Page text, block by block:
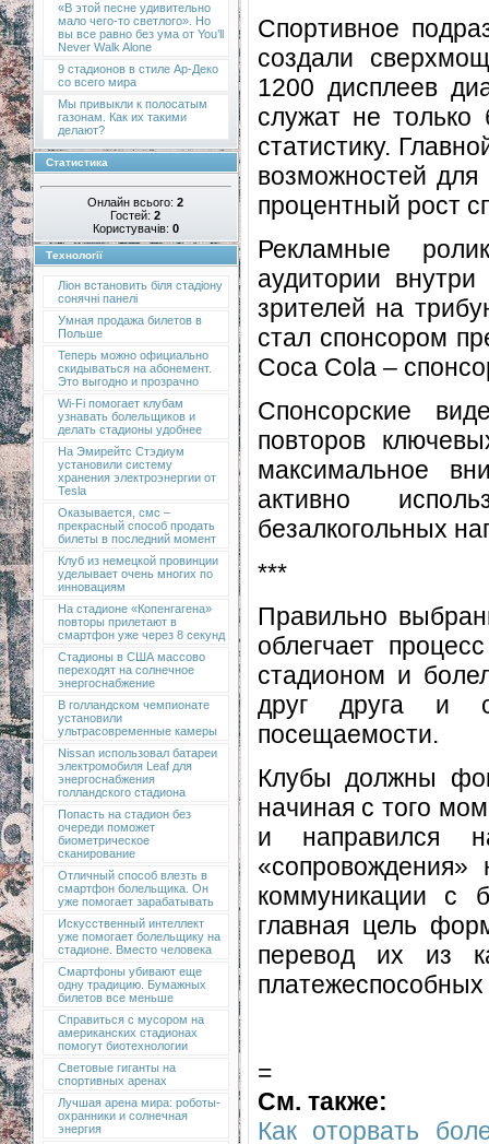
«В этой песне удивительно
мало чего-то светлого». Но
вы все равно без ума от You’ll
Never Walk Alone
9 стадионов в стиле Ар-Деко
со всего мира
Мы привыкли к полосатым
газонам. Как их такими
делают?
Статистика
Онлайн всього: 2
Гостей: 2
Користувачів: 0
Технології
Ліон встановить біля стадіону
сонячні панелі
Умная продажа билетов в
Польше
Теперь можно официально
скидываться на абонемент.
Это выгодно и прозрачно
Wi-Fi помогает клубам
узнавать болельщиков и
делать стадионы удобнее
На Эмирейтс Стэдиум
установили систему
хранения электроэнергии от
Tesla
Оказывается, смс –
прекрасный способ продать
билеты в последний момент
Клуб из немецкой провинции
уделывает очень многих по
инновациям
На стадионе «Копенгагена»
повторы прилетают в
смартфон уже через 8 секунд
Стадионы в США массово
переходят на солнечное
энергоснабжение
В голландском чемпионате
установили
ультрасовременные камеры
Nissan использовал батареи
электромобиля Leaf для
энергоснабжения
голландского стадиона
Попасть на стадион без
очереди поможет
биометрическое
сканирование
Отличный способ влезть в
смартфон болельщика. Он
уже помогает зарабатывать
Искусственный интеллект
уже помогает болельщику на
стадионе. Вместо человека
Смартфоны убивают еще
одну традицию. Бумажных
билетов все меньше
Справиться с мусором на
американских стадионах
помогут биотехнологии
Световые гиганты на
спортивных аренах
Лучшая арена мира: роботы-
охранники и солнечная
энергия
Спортивное
создали
1200 дисплеев
служат не
статистику.
возможностей
процентный рост
Рекламные
аудитории
зрителей на
стал спонсором
Coca Cola –
Спонсорские
повторов
максимальное
активно
безалкогольных
***
Правильно
облегчает
стадионом и
друг друга и
посещаемости.
Клубы должны
начиная с того
и направился
коммуникации с
главная цель
перевод их из
платежеспособных
=
См. также:
Как оторвать